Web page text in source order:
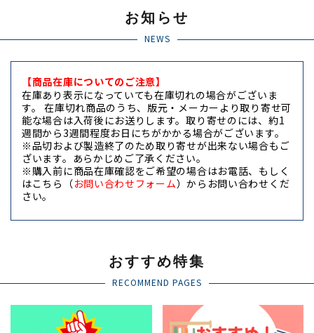
お知らせ
NEWS
【商品在庫についてのご注意】
在庫あり表示になっていても在庫切れの場合がございま
す。 在庫切れ商品のうち、版元・メーカーより取り寄せ可
能な場合は入荷後にお送りします。取り寄せのには、約1
週間から3週間程度お日にちがかかる場合がございます。
※品切および製造終了のため取り寄せが出来ない場合もご
ざいます。あらかじめご了承ください。
※購入前に商品在庫確認をご希望の場合はお電話、もしく
はこちら
（お問い合わせフォーム）からお問い合わせくだ
さい。
購入者様ご自身で、領収書（インボイス）、ご請求書、納
品書、お見積書を発行できるようになりました。 書類発行
な書類を選び、宛名指定の上、発行ダウンロードできま
おすすめ特集
RECOMMEND PAGES